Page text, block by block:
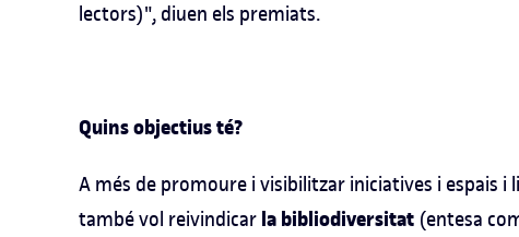
lectors)", diuen els premiats.
Quins objectius té?
A més de promoure i visibilitzar iniciatives i espais
també vol reivindicar la bibliodiversitat (entesa